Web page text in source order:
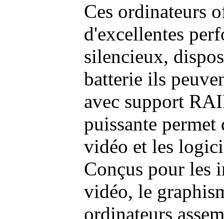
Ces ordinateurs
d'excellentes
silencieux,
batterie ils
avec support
puissante permet
vidéo et les
Conçus pour les
vidéo, le
ordinateurs